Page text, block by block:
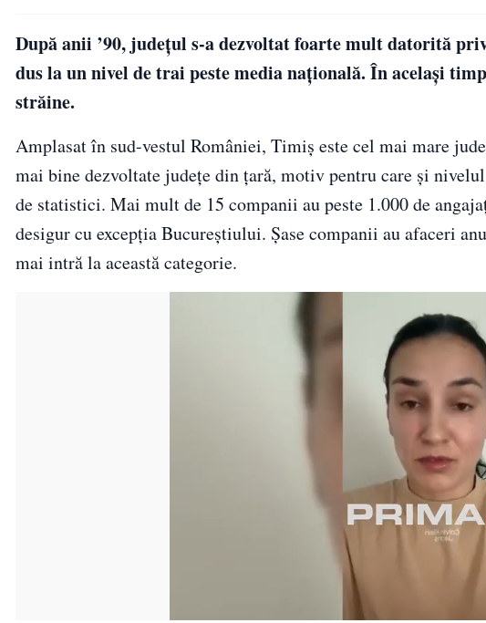
După anii ’90, județul s-a dezvoltat foarte mult datorită
dus la un nivel de trai peste media națională. În același
străine.
Amplasat în sud-vestul României, Timiș este cel mai mare
mai bine dezvoltate județe din țară, motiv pentru care și
de statistici. Mai mult de 15 companii au peste 1.000 de
desigur cu excepţia Bucureştiului. Şase companii au afaceri
mai intră la această categorie.